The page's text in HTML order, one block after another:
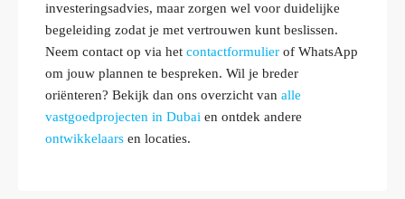
investeringsadvies, maar zorgen wel voor duidelijke
begeleiding zodat je met vertrouwen kunt beslissen.
Neem contact op via het contactformulier of WhatsApp
om jouw plannen te bespreken. Wil je breder
oriënteren? Bekijk dan ons overzicht van alle
vastgoedprojecten in Dubai en ontdek andere
ontwikkelaars en locaties.